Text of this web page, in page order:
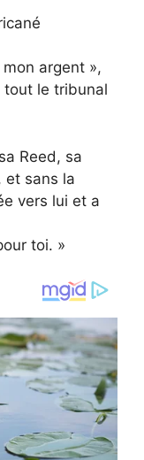
argent »,
le tribunal
Reed, sa
et sans la
vers lui et a
toi. »